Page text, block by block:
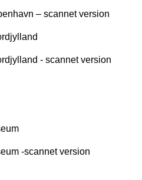
– scannet version
- scannet version
-scannet version